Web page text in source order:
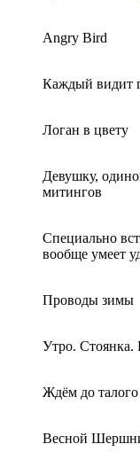
Angry Bird
Каждый видит
Логан в цвету
Девушку,
митингов
Специально
вообще умеет
Проводы зимы
Утро.
Ждём до талого
Весной Шершни